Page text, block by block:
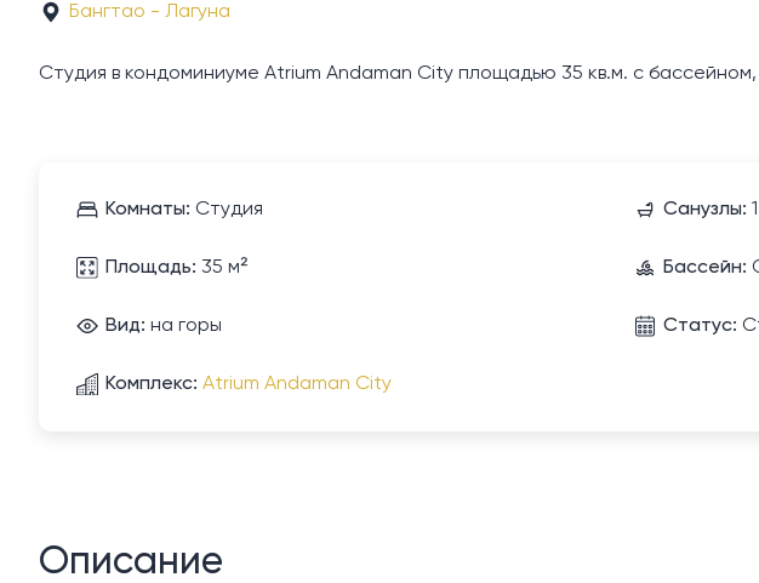
Бангтао - Лагуна
Студия в кондоминиуме Atrium Andaman City площадью 35 кв.м. с
Комнаты: Студия Санузлы: 1
Площадь: 35 м² Бассейн:
Вид: на горы Статус:
Комплекс: Atrium Andaman City
Описание